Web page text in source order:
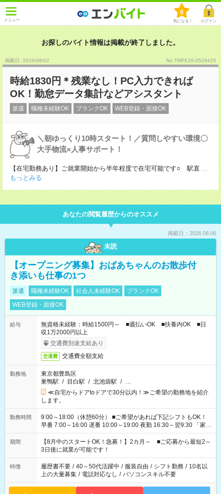
メニュー
0
気になる！ ログイン
お探しのバイト情報は掲載が終了しました。
掲載日 :2026/08/02 No.TMPE26-0529425
時給1830円＊残業なし！PC入力できれば
OK！勤怠データ集計などアシスタント
派遣 職種未経験OK ブランクOK WEB登録・面接OK
＼朝ゆっくり10時スタート！／質問しやすい環境〇
大手物流×人事サポート！
【在宅勤務あり】ご就業開始から半年程度で在宅可能です○ 駅直 ...
もっとみる
あなたの閲覧履歴からのオススメ
掲載日：2026.08.06
未読
【オープニング募集】おばあちゃんのお散歩付
き添いも仕事の1つ
派遣 職種未経験OK 社会人未経験OK
ブランクOK
WEB登録・面接OK
給与
無資格未経験：時給1500円～ ■週払いOK ■扶養内OK ■日
収1万2000円以上
交通費別途支給あり
交通費 交通費全額支給
勤務地
東京都豊島区
巣鴨駅 / 目白駅 / 北池袋駅 / …
≪自宅からドアtoドアで30分以内！≫ご希望の勤務地を紹介
します。
勤務時間
9:00～18:00（休憩60分） ■ご希望があれば下記シフトもOK！
早番 7:00～16:00 遅番 10:00～19:00 夜勤 16:30～翌9:30 「家族
と休みを合わせたい」 「余裕を持って夕飯の準備がしたい」
「できれば残業はしたくない」 など、ご希望を教えてください
ね。 ※Wワーク希望の方へ 今ご覧のお仕事で希望する勤務時間
と、もう1つのお仕事の勤務時間。 合計で週40時間を超える場
合は応募できません。
期間
【8月中のスタートOK！急募！】2カ月～ ■ご応募から最短2～
3日後に就業が可能です！
特徴 履歴書不要 / 40～50代活躍中 / 服装自由 / シフト勤務 / 10名以
上の大量募集 / 電話対応なし / パソコンスキル不要